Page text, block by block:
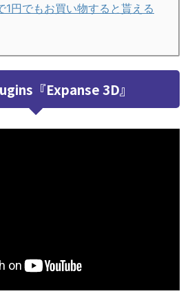
円でもお買い物すると貰える
『Expanse 3D』